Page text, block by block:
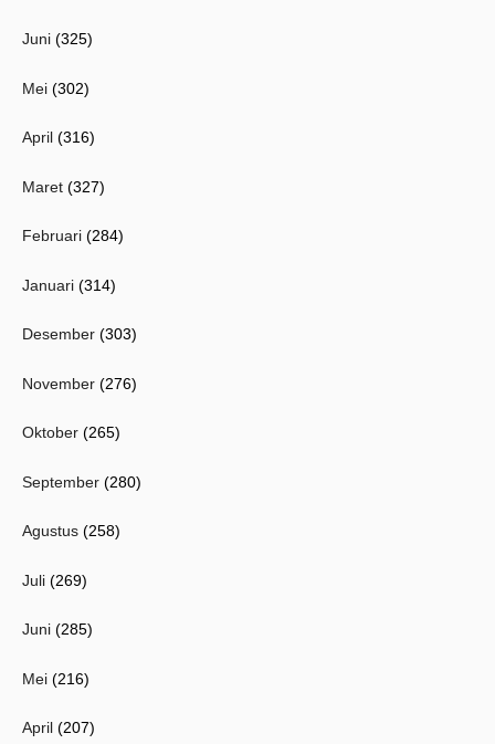
Juni (325)
Mei (302)
April (316)
Maret (327)
Februari (284)
Januari (314)
Desember (303)
November (276)
Oktober (265)
September (280)
Agustus (258)
Juli (269)
Juni (285)
Mei (216)
April (207)